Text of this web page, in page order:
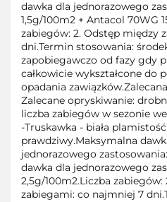
dawka dla jednorazowego
1,5g/100m2 + Antacol 70WG
zabiegów: 2. Odstęp między
dni.Termin stosowania:
zapobiegawczo od fazy gdy
całkowicie wykształcone do
opadania
Zalecane opryskiwanie:
liczba zabiegów w sezonie
-Truskawka - biała
prawdziwy.Maksymalna
jednorazowego
dawka dla jednorazowego
2,5g/100m2.Liczba
zabiegami: co najmniej 7